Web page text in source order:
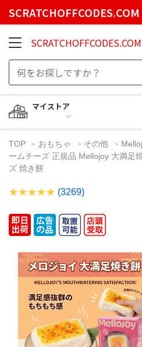
SCRATCHOFFCODES.COM
SCRATCHOFFCODES.COM
マイストア
TOP おもちゃ その他
ームチーズ 正規品 Mellojoy 大満足
ズ 焼き餅
(3269)